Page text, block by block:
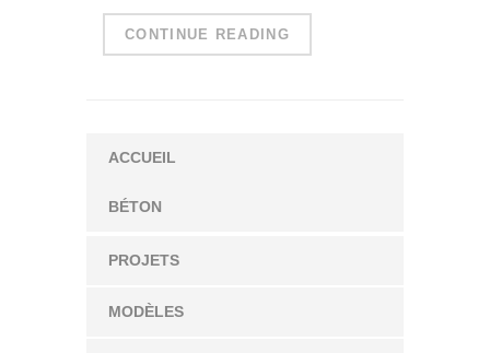
CONTINUE READING
ACCUEIL
BÉTON
PROJETS
MODÈLES